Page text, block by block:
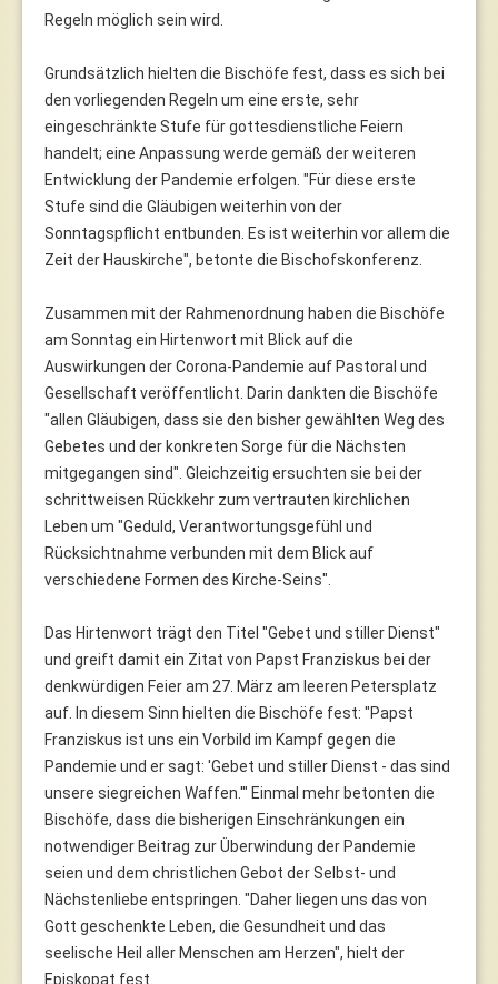
Regeln möglich sein wird.
Grundsätzlich hielten die Bischöfe fest, dass es sich bei
den vorliegenden Regeln um eine erste, sehr
eingeschränkte Stufe für gottesdienstliche Feiern
handelt; eine Anpassung werde gemäß der weiteren
Entwicklung der Pandemie erfolgen. "Für diese erste
Stufe sind die Gläubigen weiterhin von der
Sonntagspflicht entbunden. Es ist weiterhin vor allem die
Zeit der Hauskirche", betonte die Bischofskonferenz.
Zusammen mit der Rahmenordnung haben die Bischöfe
am Sonntag ein Hirtenwort mit Blick auf die
Auswirkungen der Corona-Pandemie auf Pastoral und
Gesellschaft veröffentlicht. Darin dankten die Bischöfe
"allen Gläubigen, dass sie den bisher gewählten Weg des
Gebetes und der konkreten Sorge für die Nächsten
mitgegangen sind". Gleichzeitig ersuchten sie bei der
schrittweisen Rückkehr zum vertrauten kirchlichen
Leben um "Geduld, Verantwortungsgefühl und
Rücksichtnahme verbunden mit dem Blick auf
verschiedene Formen des Kirche-Seins".
Das Hirtenwort trägt den Titel "Gebet und stiller Dienst"
und greift damit ein Zitat von Papst Franziskus bei der
denkwürdigen Feier am 27. März am leeren Petersplatz
auf. In diesem Sinn hielten die Bischöfe fest: "Papst
Franziskus ist uns ein Vorbild im Kampf gegen die
Pandemie und er sagt: 'Gebet und stiller Dienst - das sind
unsere siegreichen Waffen.'" Einmal mehr betonten die
Bischöfe, dass die bisherigen Einschränkungen ein
notwendiger Beitrag zur Überwindung der Pandemie
seien und dem christlichen Gebot der Selbst- und
Nächstenliebe entspringen. "Daher liegen uns das von
Gott geschenkte Leben, die Gesundheit und das
seelische Heil aller Menschen am Herzen", hielt der
Episkopat fest.